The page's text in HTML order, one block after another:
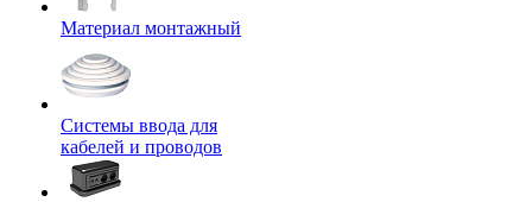
Материал монтажный
Системы ввода для
кабелей и проводов